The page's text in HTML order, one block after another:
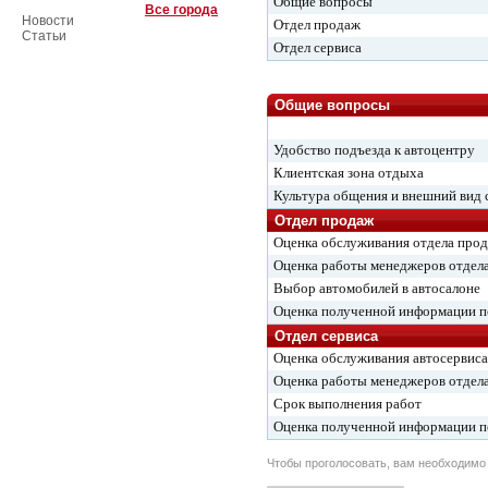
Все города
Новости
Статьи
Отдел продаж
Отдел сервиса
Общие вопросы
Удобство подъезда к автоцентру
Клиентская зона отдыха
Культура общения и внешний вид
Отдел продаж
Оценка обслуживания отдела
Оценка работы менеджеров
Выбор автомобилей в автосалоне
Оценка полученной информации
Отдел сервиса
Оценка обслуживания
Оценка работы менеджеров
Срок выполнения работ
Оценка полученной информации
Чтобы проголосовать, вам необходимо